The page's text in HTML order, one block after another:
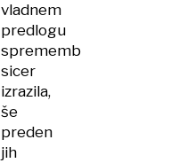
vladnem
predlogu
sprememb
sicer
izrazila,
še
preden
jih